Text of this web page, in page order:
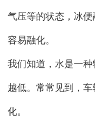
气压等的状态，冰
容易融化。
我们知道，水是一
越低。常常见到，
化。